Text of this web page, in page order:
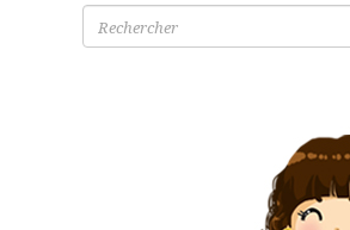
Recherche
pour: